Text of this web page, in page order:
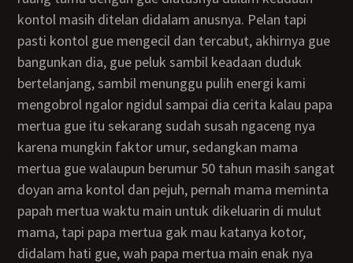
kontol masih ditelan didalam anusnya. Pelan tapi
pasti kontol gue mengecil dan tercabut, akhirnya gue
bangunkan dia, gue peluk sambil keadaan duduk
bertelanjang, sambil menunggu pulih energi kami
mengobrol ngalor ngidul sampai dia cerita kalau papa
mertua gue itu sekarang sudah susah ngaceng nya
karena mungkin faktor umur, sedangkan mama
mertua gue walaupun berumur 50 tahun masih sangat
doyan ama kontol dan pejuh, pernah mama meminta
papah mertua waktu main untuk dikeluarin di mulut
mama, tapi papa mertua gak mau katanya kotor,
didalam hati gue, wah papa mertua main enak nya